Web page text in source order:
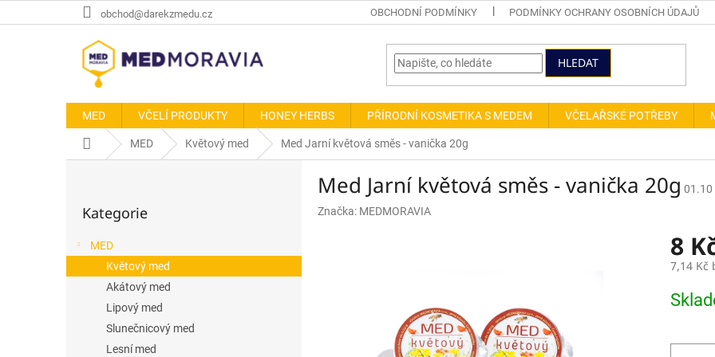
na
obchod@darekzmedu.cz OBCHODNÍ PODMÍNKY PODMÍNKY OCHRANY OSOBNÍCH ÚDAJŮ
HLEDAT
MED VČELÍ PRODUKTY HONEY HERBS PŘÍRODNÍ KOSMETIKA S MEDEM VČELAŘSKÉ POTŘEBY
Domů MED Květový med Med Jarní květová směs - vanička 20g
a
n
kategorie
Kategorie
MED
Květový med
Akátový med
Lipový med
Slunečnicový med
Lesní med
Med Jarní květová směs - vanička 20g 01.10
Značka: MEDMORAVIA
8
7,14 Kč
cena: